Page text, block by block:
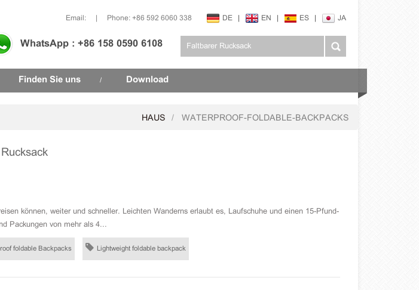
DE | EN | ES | JA
Email: | Phone: +86 592 6060 338
WhatsApp : +86 158 0590 6108
Finden Sie uns / Download
HAUS WATERPROOF-FOLDABLE-BACKPACKS
können, weiter und schneller. Leichten Wanderns erlaubt es, Laufschuhe und einen 15-Pfund-
Packungen von mehr als 4...
foldable Backpacks Lightweight foldable backpack